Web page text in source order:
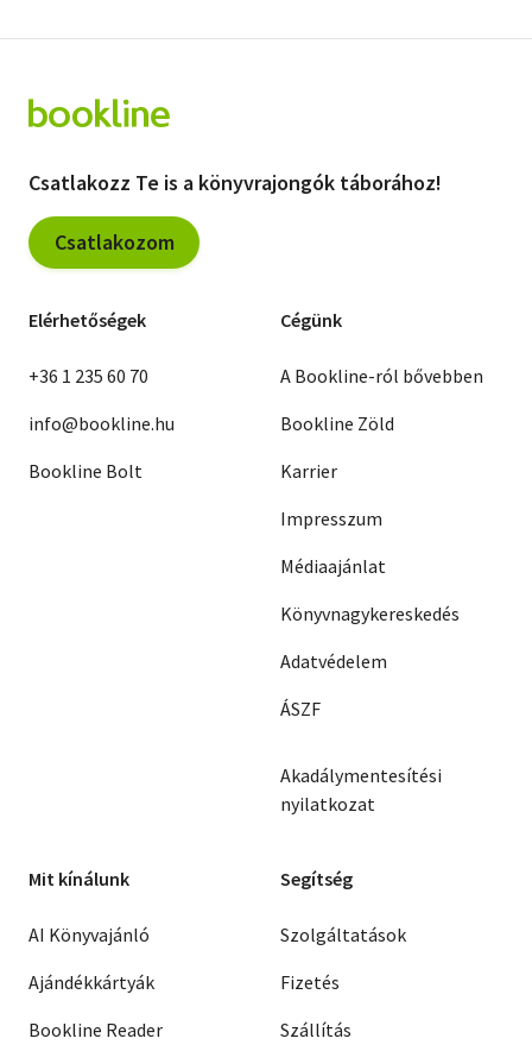
Csatlakozz Te is a könyvrajongók táborához!
Csatlakozom
Elérhetőségek
+36 1 235 60 70
info@bookline.hu
Bookline Bolt
Cégünk
A Bookline-ról bővebben
Bookline Zöld
Karrier
Impresszum
Médiaajánlat
Könyvnagykereskedés
Adatvédelem
ÁSZF
Akadálymentesítési
nyilatkozat
Mit kínálunk
AI Könyvajánló
Ajándékkártyák
Bookline Reader
Segítség
Szolgáltatások
Fizetés
Szállítás